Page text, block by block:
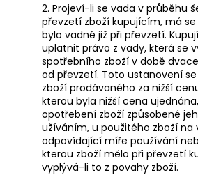
2. Projeví-li se vada v průběhu
převzetí zboží kupujícím, má se
bylo vadné již při převzetí.
uplatnit právo z vady, která se
spotřebního zboží v době
od převzetí. Toto ustanovení
zboží prodávaného za nižší
kterou byla nižší cena
opotřebení zboží způsobené
užíváním, u použitého zboží na
odpovídající míře používání
kterou zboží mělo při převzetí
vyplývá-li to z povahy zboží.